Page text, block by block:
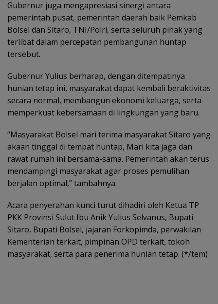
Gubernur juga mengapresiasi sinergi antara
pemerintah pusat, pemerintah daerah baik Pemkab
Bolsel dan Sitaro, TNI/Polri, serta seluruh pihak yang
terlibat dalam percepatan pembangunan huntap
tersebut.
Gubernur Yulius berharap, dengan ditempatinya
hunian tetap ini, masyarakat dapat kembali beraktivitas
secara normal, membangun ekonomi keluarga, serta
memperkuat kebersamaan di lingkungan yang baru.
“Masyarakat Bolsel mari terima masyarakat Sitaro yang
akaan tinggal di tempat huntap, Mari kita jaga dan
rawat rumah ini bersama-sama. Pemerintah akan terus
mendampingi masyarakat agar proses pemulihan
berjalan optimal,” tambahnya.
Acara penyerahan kunci turut dihadiri oleh Ketua TP
PKK Provinsi Sulut Ibu Anik Yulius Selvanus, Bupati
Sitaro, Bupati Bolsel, jajaran Forkopimda, perwakilan
Kementerian terkait, pimpinan OPD terkait, tokoh
masyarakat, serta para penerima hunian tetap. (*/tem)